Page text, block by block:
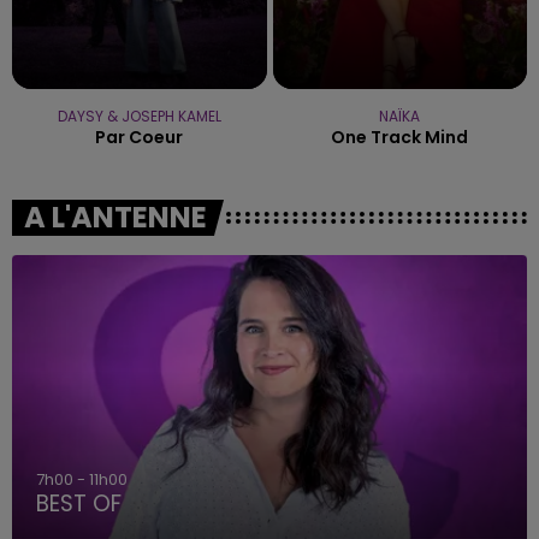
DAYSY & JOSEPH KAMEL
Par Coeur
NAÏKA
One Track Mind
A L'ANTENNE
7h00 - 11h00
BEST OF